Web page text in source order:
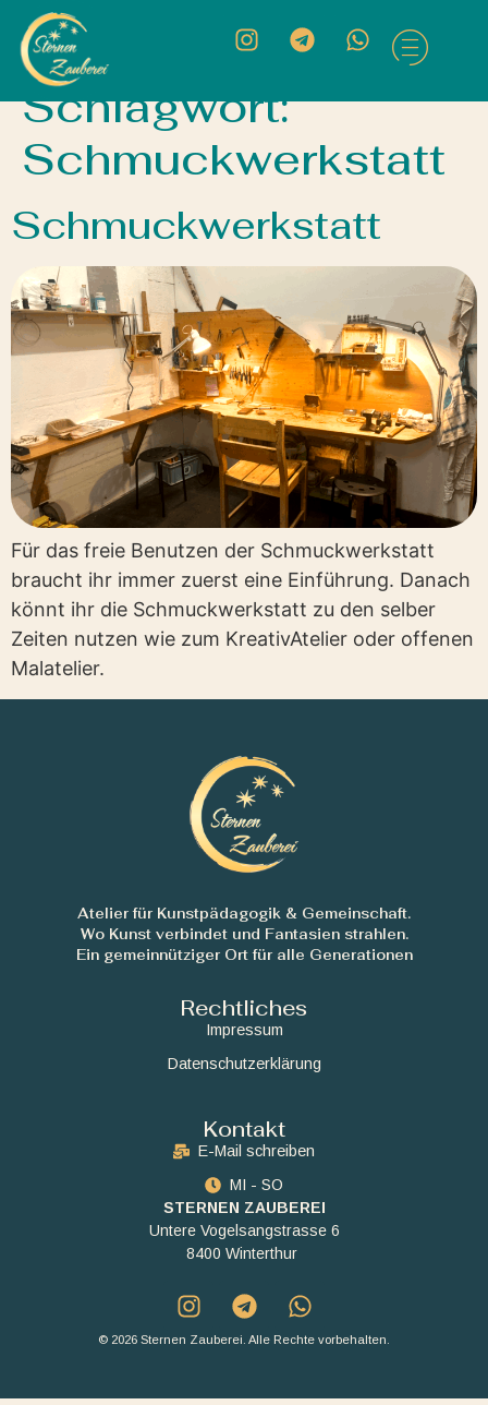
Schlagwort:
Schmuckwerkstatt
Schmuckwerkstatt
Für das freie Benutzen der Schmuckwerkstatt
braucht ihr immer zuerst eine Einführung. Danach
könnt ihr die Schmuckwerkstatt zu den selber
Zeiten nutzen wie zum KreativAtelier oder offenen
Malatelier.
Atelier für Kunstpädagogik & Gemeinschaft.
Wo Kunst verbindet und Fantasien strahlen.
Ein gemeinnütziger Ort für alle Generationen
Rechtliches
Impressum
Datenschutzerklärung
Kontakt
E-Mail schreiben
MI - SO
STERNEN ZAUBEREI
Untere Vogelsangstrasse 6
8400 Winterthur
© 2026 Sternen Zauberei. Alle Rechte vorbehalten.